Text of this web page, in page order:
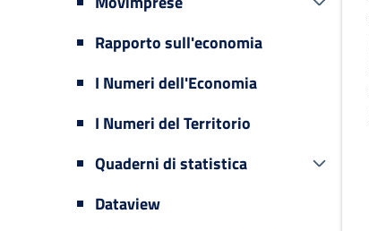
Rapporto sull'economia
I Numeri dell'Economia
I Numeri del Territorio
Quaderni di statistica
Dataview